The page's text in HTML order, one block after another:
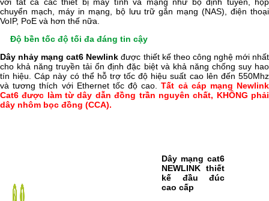
chuyển mạch, máy in mạng, bộ lưu trữ gắn mạng (NAS), điện thoại
VoIP, PoE và hơn thế nữa.
Độ bền tốc độ tối đa đáng tin cậy
Dây nhảy mạng cat6 Newlink được thiết kế theo công nghệ mới nhất
cho khả năng truyền tải ổn định đặc biệt và khả năng chống suy hao
tín hiệu. Cáp này có thể hỗ trợ tốc độ hiệu suất cao lên đến 550Mhz
và tương thích với Ethernet tốc độ cao.Tất cả cáp mạng Newlink
Cat6 được làm từ dây dẫn đồng trần nguyên chất, KHÔNG phải
dây nhôm bọc đồng (CCA).
Dây mạng cat6
NEWLINK thiết
kế đầu đúc
cao cấp